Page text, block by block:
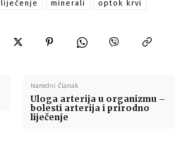
liječenje minerali optok krvi
Naredni članak
Uloga arterija u organizmu –
bolesti arterija i prirodno
liječenje